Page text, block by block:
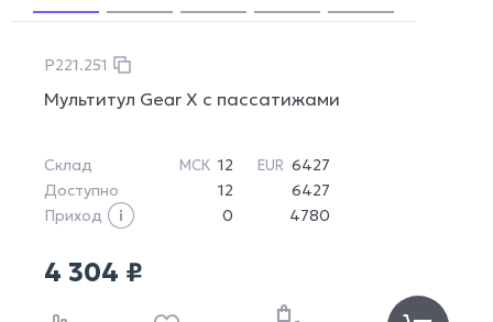
P221.251
Мультитул Gear X с пассатижами
Склад МСК 12 EUR 6427
Доступно
12
6427
Приход
0 4780
4 304 ₽